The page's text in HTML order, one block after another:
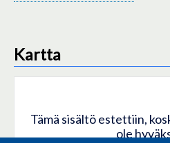
Kartta
Tämä sisältö estettiin,
ole